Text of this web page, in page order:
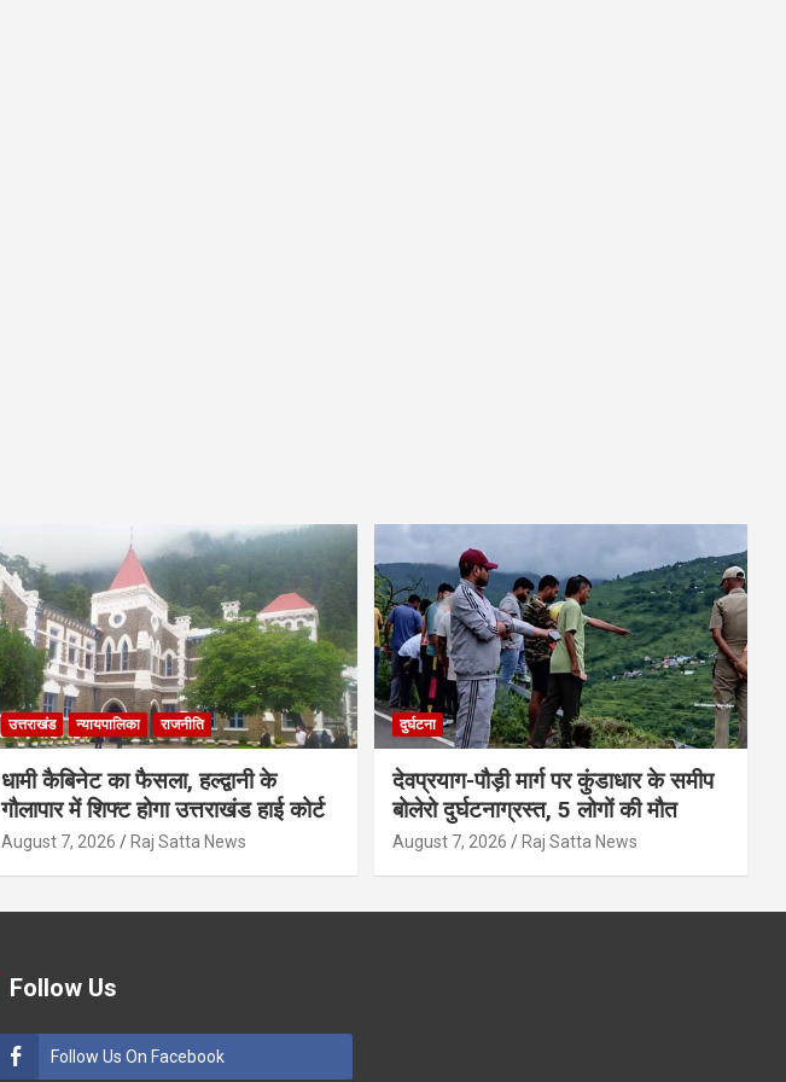
उत्तराखंड न्यायपालिका राजनीति
धामी कैबिनेट का फैसला, हल्द्वानी के
गौलापार में शिफ्ट होगा उत्तराखंड हाई कोर्ट
August 7, 2026 Raj Satta News
दुर्घटना
देवप्रयाग-पौड़ी मार्ग पर कुंडाधार के समीप
बोलेरो दुर्घटनाग्रस्त, 5 लोगों की मौत
August 7, 2026 Raj Satta News
Follow Us
Follow Us On Facebook